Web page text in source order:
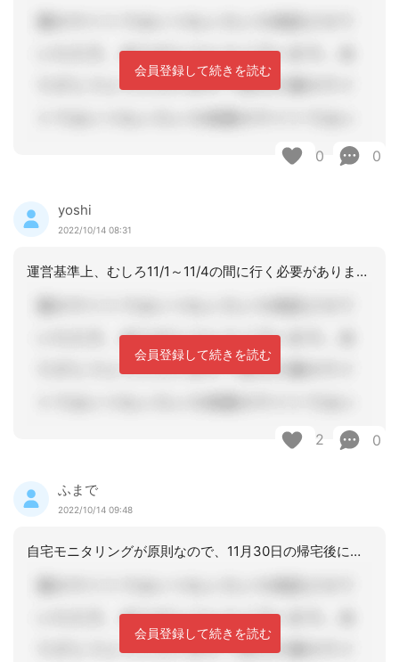
会員登録して続きを読む
0 0
yoshi
2022/10/14 08:31
運営基準上、むしろ11/1～11/4の間に行く必要があります。もし、期間が短くて
会員登録して続きを読む
2 0
ふまで
2022/10/14 09:48
自宅モニタリングが原則なので、11月30日の帰宅後に、少し時間を頂けますかと伺っ
会員登録して続きを読む